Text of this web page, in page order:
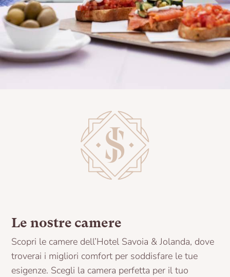
Le nostre camere
Scopri le camere dell’Hotel Savoia & Jolanda, dove
troverai i migliori comfort per soddisfare le tue
esigenze. Scegli la camera perfetta per il tuo